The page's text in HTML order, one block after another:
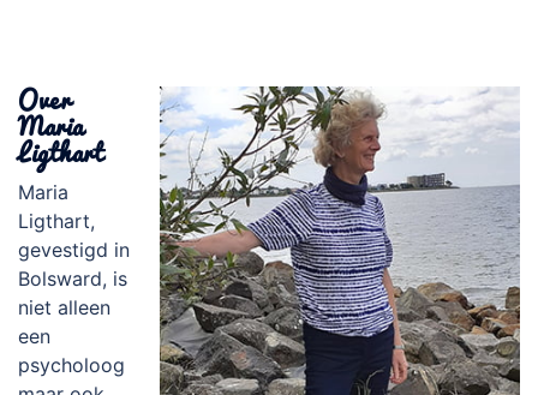
Over
Maria
Ligthart
Maria
Ligthart,
gevestigd in
Bolsward, is
niet alleen
een
psycholoog